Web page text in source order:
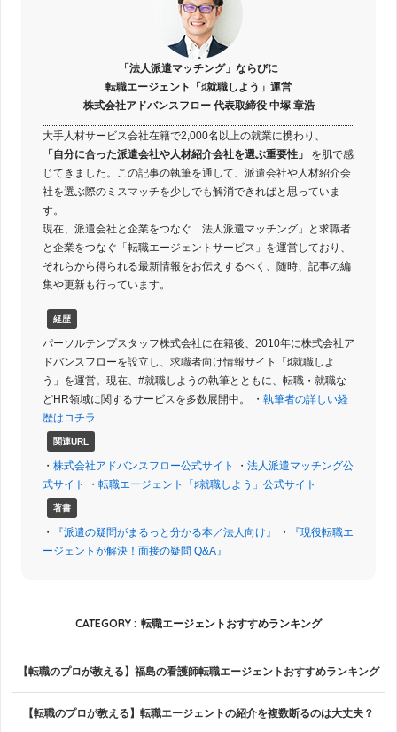
「法人派遣マッチング」ならびに
転職エージェント「♯就職しよう」運営
株式会社アドバンスフロー 代表取締役 中塚 章浩
大手人材サービス会社在籍で2,000名以上の就業に携わり、
「自分に合った派遣会社や人材紹介会社を選ぶ重要性」
を肌で感
じてきました。この記事の執筆を通して、派遣会社や人材紹介会
社を選ぶ際のミスマッチを少しでも解消できればと思っていま
す。
現在、派遣会社と企業をつなぐ「法人派遣マッチング」と求職者
と企業をつなぐ「転職エージェントサービス」を運営しており、
それらから得られる最新情報をお伝えするべく、随時、記事の編
集や更新も行っています。
経歴
パーソルテンプスタッフ株式会社に在籍後、2010年に株式会社ア
ドバンスフローを設立し、求職者向け情報サイト「♯就職しよ
う」を運営。現在、#就職しようの執筆とともに、転職・就職な
どHR領域に関するサービスを多数展開中。 ・ 執筆者の詳しい経
歴はコチラ
関連URL
・ 株式会社アドバンスフロー公式サイト ・ 法人派遣マッチング公
式サイト
・ 転職エージェント「♯就職しよう」公式サイト
著書
・ 『派遣の疑問がまるっと分かる本／法人向け』 ・
『現役転職エ
ージェントが解決！面接の疑問 Q&A』
CATEGORY : 転職エージェントおすすめランキング
【転職のプロが教える】福島の看護師転職エージェントおすすめランキング
【転職のプロが教える】転職エージェントの紹介を複数断るのは大丈夫？